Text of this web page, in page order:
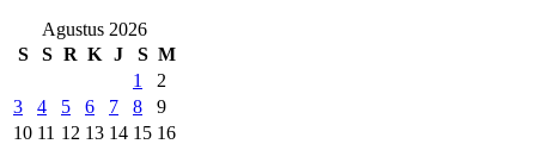
Agustus 2026
S
S R K J S M
1
2
3
4 5 6 7 8
9
10 11 12 13 14 15 16